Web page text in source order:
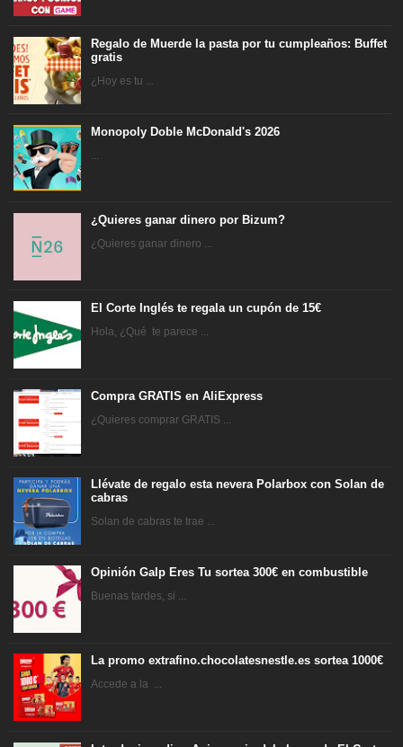
Regalo de Muerde la pasta por tu cumpleaños: Buffet
gratis
¿Hoy es tu ...
Monopoly Doble McDonald's 2026
¿Quieres ganar dinero por Bizum?
¿Quieres ganar dinero ...
El Corte Inglés te regala un cupón de 15€
Hola, ¿Qué te parece ...
Compra GRATIS en AliExpress
¿Quieres comprar GRATIS ...
Llévate de regalo esta nevera Polarbox con Solan de
cabras
Solan de cabras te trae ...
Opinión Galp Eres Tu sortea 300€ en combustible
Buenas tardes, si ...
La promo extrafino.chocolatesnestle.es sortea 1000€
Accede a la ...